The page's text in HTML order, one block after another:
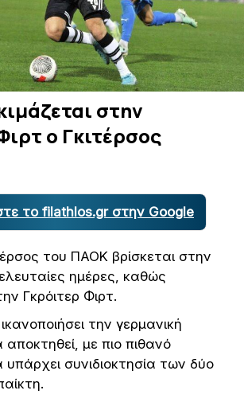
στην
ο Γκιτέρσος
το filathlos.gr στην Google
του ΠΑΟΚ βρίσκεται στην
ημέρες, καθώς
Γκρόιτερ Φιρτ.
την γερμανική
με πιο πιθανό
συνιδιοκτησία των δύο